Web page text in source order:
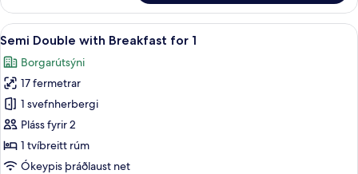
herbergi
með
tvíbreiðu
-
gott
aðgengi
Skoða
allar
myndir
fyrir
Semi
Double
with
Breakfast
5
Semi Double with Breakfast for 1
Borgarútsýni
17 fermetrar
1 svefnherbergi
Pláss fyrir 2
1 tvíbreitt rúm
Ókeypis þráðlaust net